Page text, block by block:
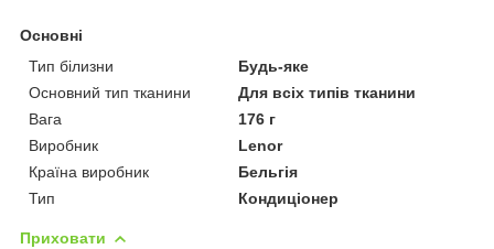
Основні
Тип білизни
Будь-яке
Основний тип тканини
Для всіх типів тканини
Вага
176 г
Виробник
Lenor
Країна виробник
Бельгія
Тип
Кондиціонер
Приховати